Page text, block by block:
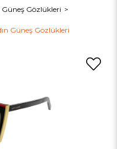
Güneş Gözlükleri
Güneş Gözlükleri